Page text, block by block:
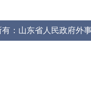
有：山东省人民政府外